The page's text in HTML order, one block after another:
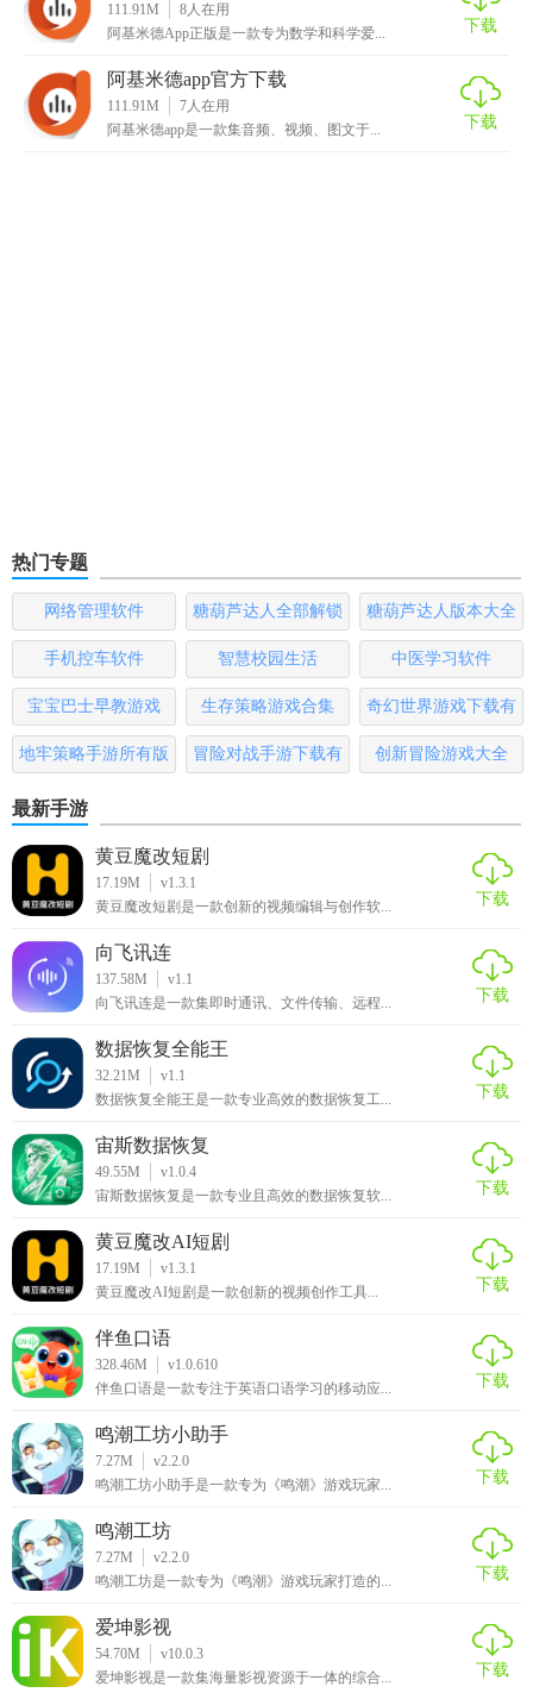
111.91M 8人在用
阿基米德App正版是一款专为数学和科学爱...
下载
阿基米德app官方下载
111.91M 7人在用
阿基米德app是一款集音频、视频、图文于...
下载
热门专题
网络管理软件
糖葫芦达人全部解锁
版
糖葫芦达人版本大全
手机控车软件 智慧校园生活 中医学习软件
宝宝巴士早教游戏 生存策略游戏合集
奇幻世界游戏下载有
哪些
地牢策略手游所有版
冒险对战手游下载有
创新冒险游戏大全
最新手游
黄豆魔改短剧
17.19M
v1.3.1
黄豆魔改短剧是一款创新的视频编辑与创作软...
下载
向飞讯连
137.58M
v1.1
向飞讯连是一款集即时通讯、文件传输、远程...
下载
数据恢复全能王
32.21M
v1.1
数据恢复全能王是一款专业高效的数据恢复工...
下载
宙斯数据恢复
49.55M
v1.0.4
宙斯数据恢复是一款专业且高效的数据恢复软...
下载
黄豆魔改AI短剧
17.19M
v1.3.1
黄豆魔改AI短剧是一款创新的视频创作工具...
下载
伴鱼口语
328.46M
v1.0.610
伴鱼口语是一款专注于英语口语学习的移动应...
下载
鸣潮工坊小助手
7.27M
v2.2.0
鸣潮工坊小助手是一款专为《鸣潮》游戏玩家...
下载
鸣潮工坊
7.27M
v2.2.0
鸣潮工坊是一款专为《鸣潮》游戏玩家打造的...
下载
爱坤影视
54.70M
v10.0.3
爱坤影视是一款集海量影视资源于一体的综合...
下载